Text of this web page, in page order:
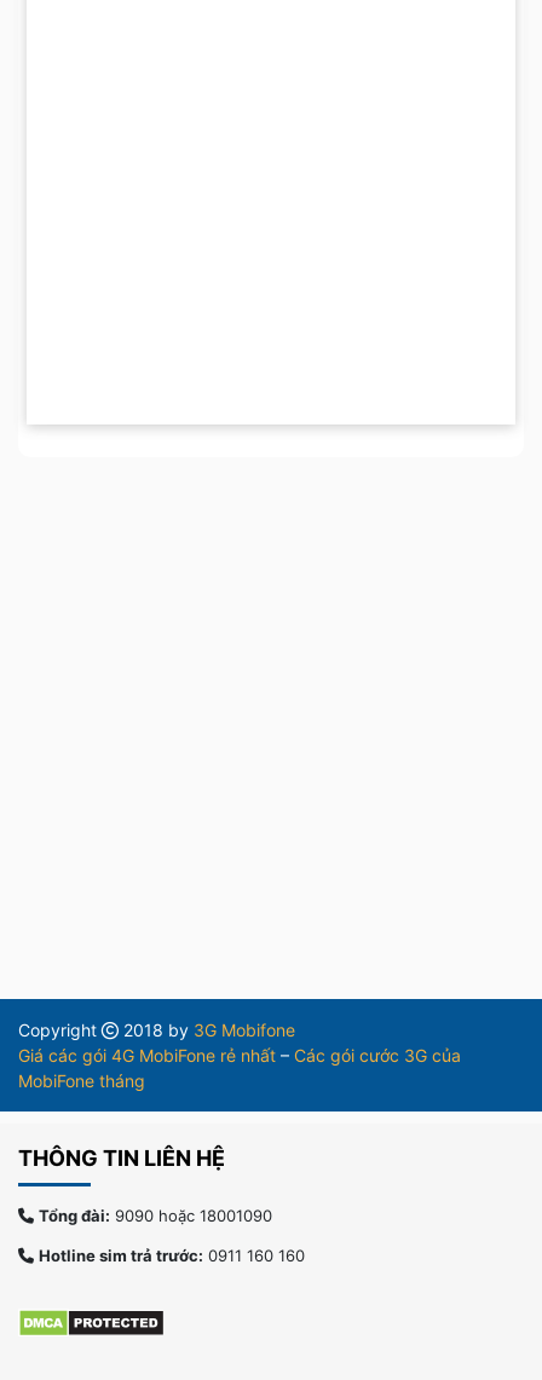
Copyright 2018 by 3G Mobifone
Giá các gói 4G MobiFone rẻ nhất – Các gói cước 3G của
MobiFone tháng
THÔNG TIN LIÊN HỆ
Tổng đài: 9090 hoặc 18001090
Hotline sim trả trước: 0911 160 160